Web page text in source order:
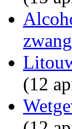
(12